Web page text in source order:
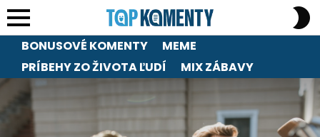
Menu
BONUSOVÉ KOMENTY
MEME
PRÍBEHY ZO ŽIVOTA ĽUDÍ
MIX ZÁBAVY